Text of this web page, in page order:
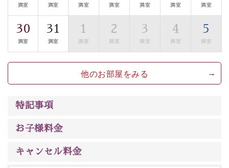
以上がプラン内容です。
上諏訪温泉“しんゆ”なら諏訪大社など歴史ある諏訪の街
で心癒されます。 清らかな源泉、自然の恵みあるお食
事、諏訪湖に包まれるお部屋、 大人のたしなみを感じて
いただける、美しく癒される宿で贅沢に幸せのときを安
心してお過ごしください。
満室 満室 満室 満室 満室 満室 満室
30
満室
31
満室
1
満室
2
満室
3
満室
4
満室
5
満室
他のお部屋をみる
特記事項
お子様料金
キャンセル料金